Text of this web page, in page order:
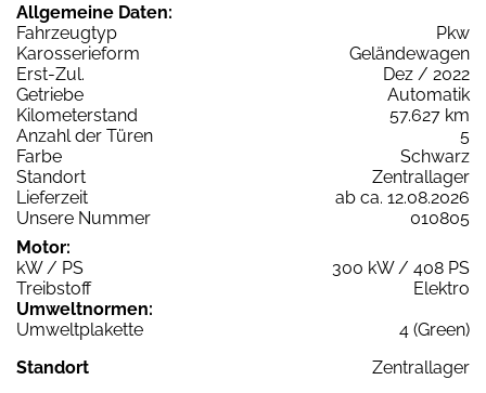
Allgemeine Daten:
Fahrzeugtyp
Pkw
Karosserieform
Geländewagen
Erst-Zul.
Dez / 2022
Getriebe
Automatik
Kilometerstand
57.627 km
Anzahl der Türen
5
Farbe
Schwarz
Standort
Zentrallager
Lieferzeit
ab ca. 12.08.2026
Unsere Nummer
010805
Motor:
kW / PS
300 kW / 408 PS
Treibstoff
Elektro
Umweltnormen:
Umweltplakette
4 (Green)
Standort
Zentrallager